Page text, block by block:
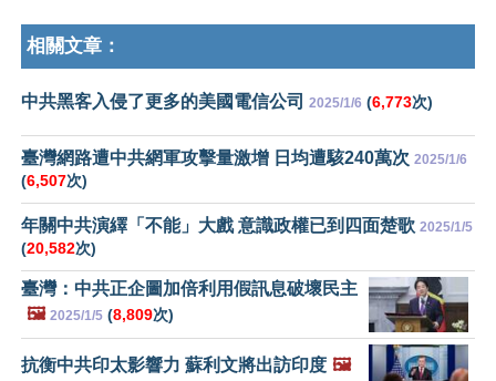
相關文章：
中共黑客入侵了更多的美國電信公司 2025/1/6 (6,773次)
臺灣網路遭中共網軍攻擊量激增 日均遭駭240萬次 2025/1/6
(6,507次)
年關中共演繹「不能」大戲 意識政權已到四面楚歌 2025/1/5
(20,582次)
臺灣：中共正企圖加倍利用假訊息破壞民主
🖼️ 2025/1/5 (8,809次)
抗衡中共印太影響力 蘇利文將出訪印度 🖼️